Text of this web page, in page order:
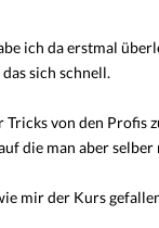
ich da erstmal
sich schnell.
Tricks von den
die man aber
mir der Kurs